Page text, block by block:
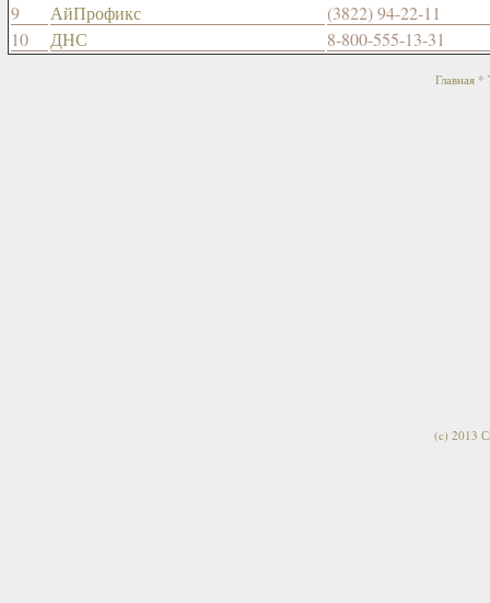
9
АйПрофикс
(3822) 94-22-11
10
ДНС 8-800-555-13-31
Главная *
(c) 2013